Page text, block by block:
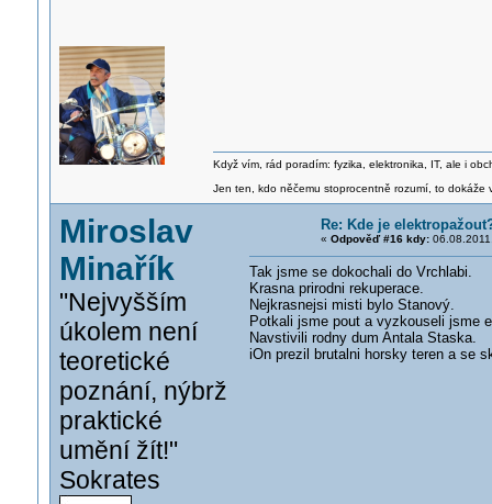
Když vím, rád poradím: fyzika, elektronika, IT, ale i
Jen ten, kdo něčemu stoprocentně rozumí, to dokáže
Miroslav
Minařík
"Nejvyšším
úkolem není
teoretické
poznání, nýbrž
praktické
umění žít!"
Sokrates
Re: Kde je
« Odpověď #16 kdy:
Tak jsme se dokochali do Vrchlabi.
Krasna prirodni rekuperace.
Nejkrasnejsi misti bylo Stanový.
Potkali jsme pout a vyzkouseli jsme
Navstivili rodny dum Antala Staska.
iOn prezil brutalni horsky teren a se